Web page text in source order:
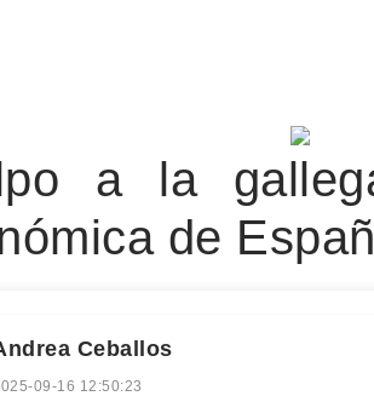
a la
de
Ceballos
09-16 12:50:23